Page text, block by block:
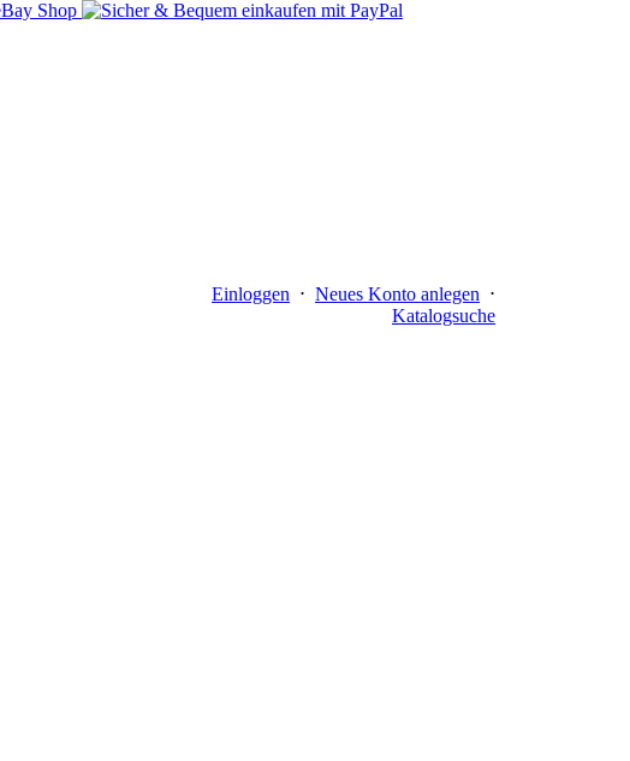
Einloggen ⋅ Neues Konto anlegen ⋅
Katalogsuche